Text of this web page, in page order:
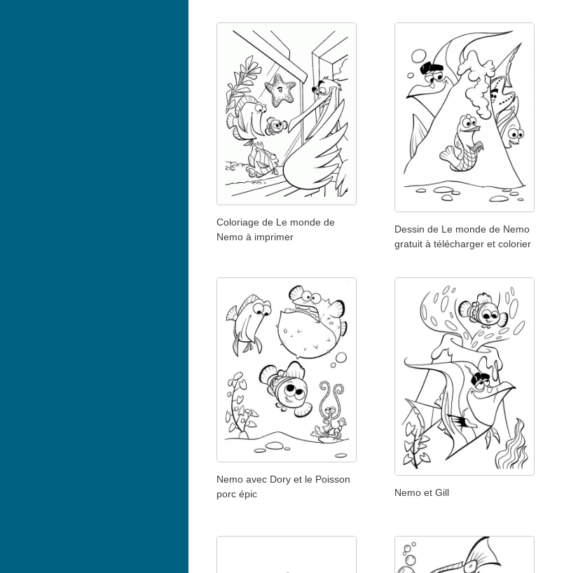
Coloriage de Le monde de
Nemo à imprimer
Dessin de Le monde de Nemo
gratuit à télécharger et colorier
Nemo avec Dory et le Poisson
porc épic
Nemo et Gill